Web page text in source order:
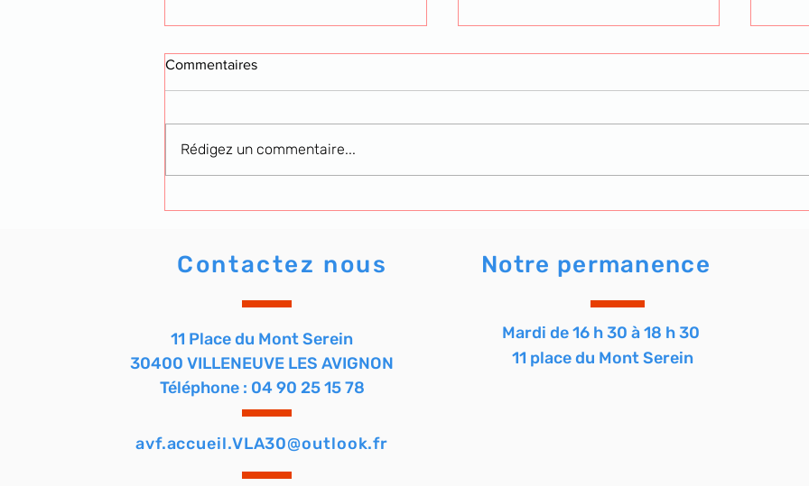
Soutien aux artistes
Commentaires
Rédigez un commentaire...
Contactez nous
11 Place du Mont Serein
30400 VILLENEUVE LES AVIGNON
Téléphone : 04 90 25 15 78
avf.accueil.VLA30@outlook.fr
Notre permanence
Mardi de 16 h 30 à 18 h 30
11 place du Mont Serein